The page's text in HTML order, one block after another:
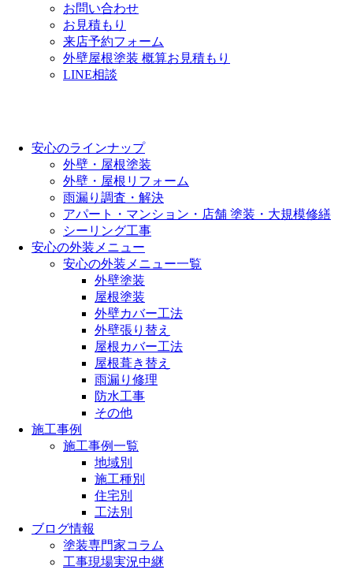
お問い合わせ
お見積もり
来店予約フォーム
外壁屋根塗装 概算お見積もり
LINE相談
安心のラインナップ
外壁・屋根塗装
外壁・屋根リフォーム
雨漏り調査・解決
アパート・マンション・店舗 塗装・大規模修繕
シーリング工事
安心の外装メニュー
安心の外装メニュー一覧
外壁塗装
屋根塗装
外壁カバー工法
外壁張り替え
屋根カバー工法
屋根葺き替え
雨漏り修理
防水工事
その他
施工事例
施工事例一覧
地域別
施工種別
住宅別
工法別
ブログ情報
塗装専門家コラム
工事現場実況中継